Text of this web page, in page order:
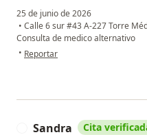
25 de junio de 2026
• Calle 6 sur #43 A-227 Torre
Consulta de medico alternativo
• en opinión del usuario Beatriz
Reportar
Sandra Cita